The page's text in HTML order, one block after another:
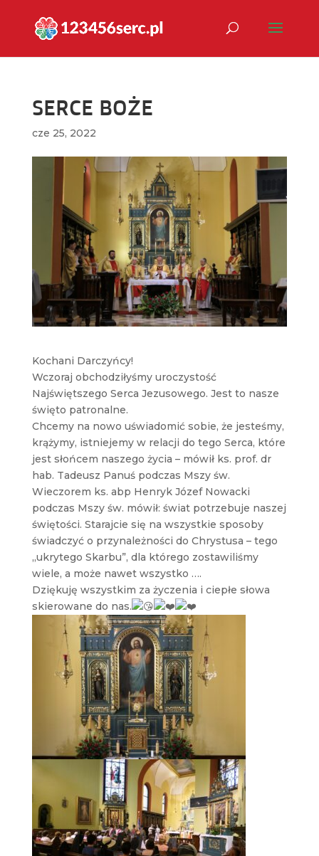
SERCE BOŻE
cze 25, 2022
Kochani Darczyńcy!
Wczoraj obchodziłyśmy uroczystość
Najświętszego Serca Jezusowego. Jest to nasze
święto patronalne.
Chcemy na nowo uświadomić sobie, że jesteśmy,
krążymy, istniejemy w relacji do tego Serca, które
jest słońcem naszego życia – mówił ks. prof. dr
hab. Tadeusz Panuś podczas Mszy św.
Wieczorem ks. abp Henryk Józef Nowacki
podczas Mszy św. mówił: świat potrzebuje naszej
świętości. Starajcie się na wszystkie sposoby
świadczyć o przynależności do Chrystusa – tego
„ukrytego Skarbu”, dla którego zostawiliśmy
wiele, a może nawet wszystko ….
Dziękuję wszystkim za życzenia i ciepłe słowa
skierowane do nas.